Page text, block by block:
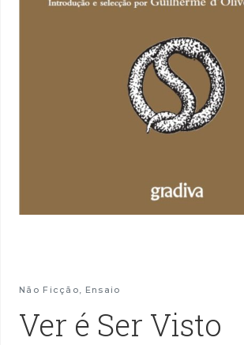
Não Ficção, Ensaio
Ver é Ser Visto